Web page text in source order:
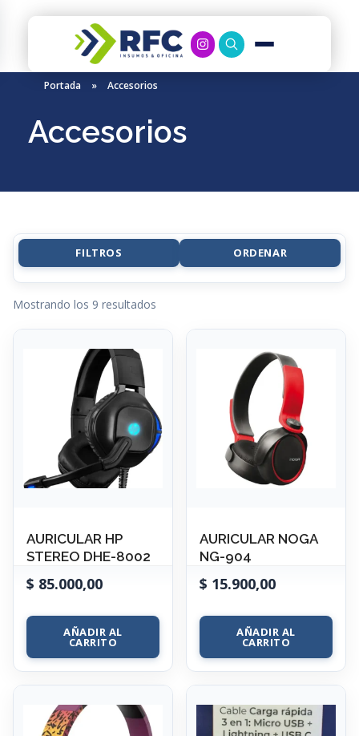
RFC Soluciones
Con 35 años de experiencia, RFC se especializa en muebles de oficina, soluciones tecnológicas y servicio técnico en Río Gallegos. Equipamos espacios de trabajo modernos y eficientes.
Portada » Accesorios
Accesorios
FILTROS ORDENAR
Mostrando los 9 resultados
AURICULAR HP
STEREO DHE-8002
$ 85.000,00
AÑADIR AL
CARRITO
AURICULAR NOGA
NG-904
$ 15.900,00
AÑADIR AL
CARRITO